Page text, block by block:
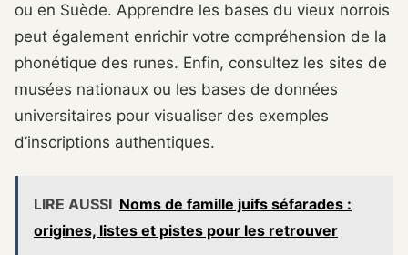
ou en Suède. Apprendre les bases du vieux norrois
peut également enrichir votre compréhension de la
phonétique des runes. Enfin, consultez les sites de
musées nationaux ou les bases de données
universitaires pour visualiser des exemples
d’inscriptions authentiques.
LIRE AUSSI Noms de famille juifs séfarades :
origines, listes et pistes pour les retrouver